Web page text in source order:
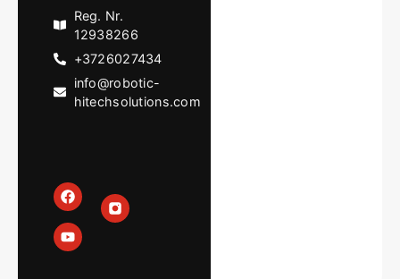
Reg. Nr.
12938266
+3726027434
info@robotic-
hitechsolutions.com